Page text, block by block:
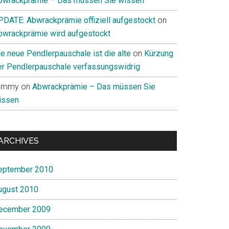
Abwrackprämie offiziell aufgestockt on
wird aufgestockt
neue Pendlerpauschale ist die alte on Kürzung
Pendlerpauschale verfassungswidrig
on Abwrackprämie – Das müssen Sie
2010
2010
2009